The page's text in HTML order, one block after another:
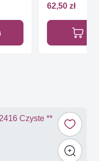
62,50 zł